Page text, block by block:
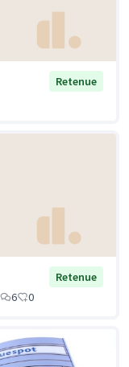
Retenue
Retenue
6 0